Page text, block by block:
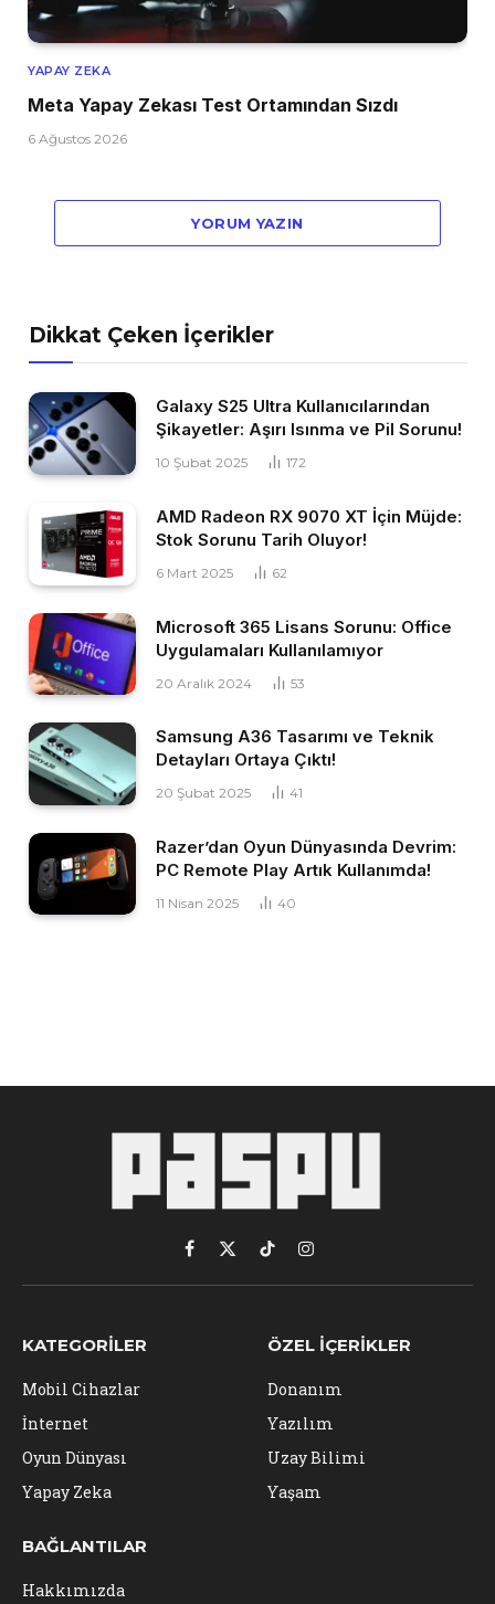
YAPAY ZEKA
Meta Yapay Zekası Test Ortamından Sızdı
6 Ağustos 2026
YORUM YAZIN
Dikkat Çeken İçerikler
Galaxy S25 Ultra Kullanıcılarından
Şikayetler: Aşırı Isınma ve Pil Sorunu!
10 Şubat 2025 172
AMD Radeon RX 9070 XT İçin Müjde:
Stok Sorunu Tarih Oluyor!
6 Mart 2025 62
Microsoft 365 Lisans Sorunu: Office
Uygulamaları Kullanılamıyor
20 Aralık 2024 53
Samsung A36 Tasarımı ve Teknik
Detayları Ortaya Çıktı!
20 Şubat 2025 41
Razer’dan Oyun Dünyasında Devrim:
PC Remote Play Artık Kullanımda!
11 Nisan 2025 40
Facebook
X
(Twitter)
TikTokInstagram
KATEGORILER
Mobil Cihazlar
İnternet
Oyun Dünyası
Yapay Zeka
ÖZEL İÇERIKLER
Donanım
Yazılım
Uzay Bilimi
Yaşam
BAĞLANTILAR
Hakkımızda